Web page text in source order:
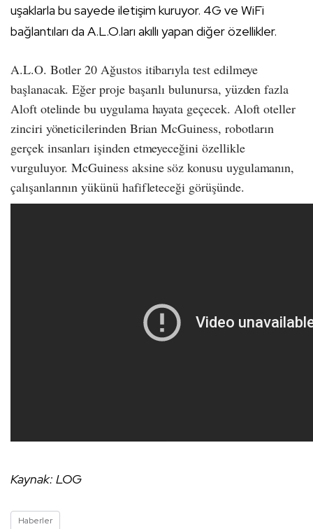
uşaklarla bu sayede iletişim kuruyor. 4G ve WiFi
bağlantıları da A.L.O.ları akıllı yapan diğer özellikler.
A.L.O. Botler 20 Ağustos itibarıyla test edilmeye
başlanacak. Eğer proje başarılı bulunursa, yüzden fazla
Aloft otelinde bu uygulama hayata geçecek. Aloft oteller
zinciri yöneticilerinden Brian McGuiness, robotların
gerçek insanları işinden etmeyeceğini özellikle
vurguluyor. McGuiness aksine söz konusu uygulamanın,
çalışanlarının yükünü hafifleteceği görüşünde.
Kaynak: LOG
Haberler